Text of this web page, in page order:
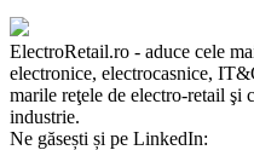
ElectroRetail.ro - aduce cele
electronice, electrocasnice,
marile reţele de electro-retail
industrie.
Ne găsești și pe LinkedIn: